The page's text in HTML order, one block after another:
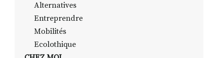
RECHERCHER
Alternatives
Entreprendre
Mobilités
Ecolothique